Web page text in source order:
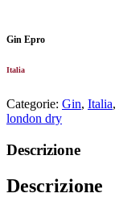
Gin Epro
Italia
Categorie: Gin, Italia,
london dry
Descrizione
Descrizione